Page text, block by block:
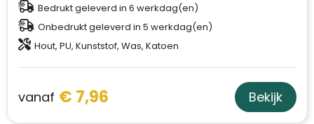
Bedrukt geleverd in 6 werkdag(en)
Onbedrukt geleverd in 5 werkdag(en)
Hout, PU, Kunststof, Was, Katoen
vanaf € 7,96 Bekijk